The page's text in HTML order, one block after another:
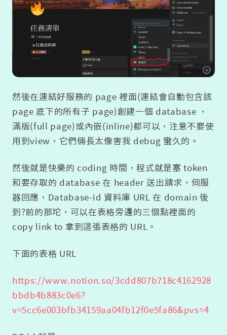
然後在連結好服務的 page 裡面(連結會自動包含該
page 底下的所有子 page)創建一個 database ，
滿版(full page)或內嵌(inline)都可以，注意不要使
用到view，它們倆長太像害我 debug 蠻久的。
然後就是快樂的 coding 時間，程式就是塞 token
和要存取的 database 在 header 送出請求，伺服
器回應，Database-id 資料庫 URL 在 domain 後
到?前的那坨，可以在表格旁邊的三個點裡面的
copy link to 拿到這張表格的 URL。
下面的表格 URL
https://www.notion.so/3cdd807b718c4162928
bbdb4b883c0e6?
v=5cc6e003bfb34159aa04fb12f0e5fa86&pvs=4